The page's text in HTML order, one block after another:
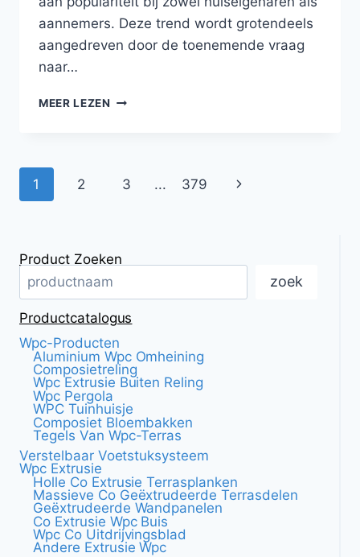
aannemers. Deze trend wordt grotendeels
aangedreven door de toenemende vraag
naar…
MEER LEZEN ROZENPRIEEL
ELEGANTE
Pagina
1 2 3 ... 379 Volgende
Product Zoeken
zoek
Productcatalogus
Wpc-Producten
Aluminium Wpc Omheining
Composietreling
Wpc Extrusie Buiten Reling
Wpc Pergola
WPC Tuinhuisje
Composiet Bloembakken
Tegels Van Wpc-Terras
Verstelbaar Voetstuksysteem
Wpc Extrusie
Holle Co Extrusie Terrasplanken
Massieve Co Geëxtrudeerde Terrasdelen
Geëxtrudeerde Wandpanelen
Co Extrusie Wpc Buis
Wpc Co Uitdrijvingsblad
Andere Extrusie Wpc